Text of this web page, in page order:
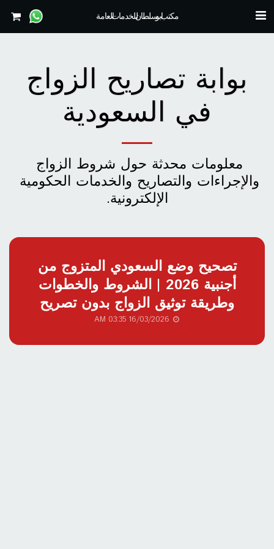
مكتب ابو سلطان للخدمات العامة
بوابة تصاريح الزواج
في السعودية
الإلكترونية.
تصحيح وضع السعودي المتزوج من
أجنبية 2026 | الشروط والخطوات
وطريقة توثيق الزواج بدون تصريح